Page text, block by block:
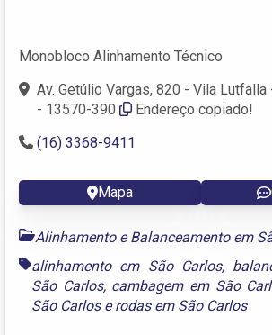
Monobloco Alinhamento Técnico
Av. Getúlio Vargas, 820 - Vila Lutfalla
- 13570-390
Endereço copiado!
(16) 3368-9411
Mapa
Alinhamento e Balanceamento em
alinhamento em São Carlos,
São Carlos, cambagem em São
São Carloserodas em São Carlos